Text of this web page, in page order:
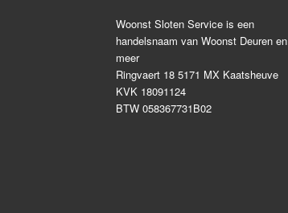
Woonst Sloten Service is een
handelsnaam van Woonst Deuren en
meer
Ringvaert 18 5171 MX Kaatsheuve
KVK 18091124
BTW 058367731B02